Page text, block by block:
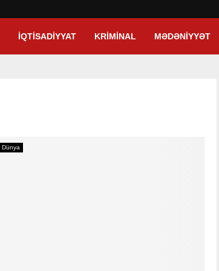
İQTISADIYYAT KRIMINAL MƏDƏNIYYƏT
Dünya